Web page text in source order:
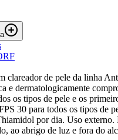
clareador de pele da linha
e dermatologicamente
os tipos de pele e os
30 para todos os tipos de
por dia. Uso externo.
ao abrigo de luz e fora do